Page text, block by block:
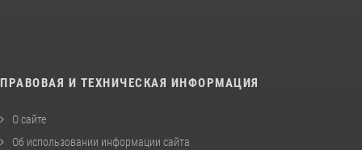
ПРАВОВАЯ И ТЕХНИЧЕСКАЯ ИНФОРМАЦИЯ
О сайте
Об использовании информации сайта